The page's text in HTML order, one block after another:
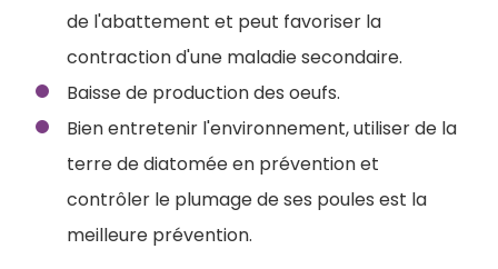
de l'abattement et peut favoriser la
contraction d'une maladie secondaire.
Baisse de production des oeufs.
Bien entretenir l'environnement, utiliser de la
terre de diatomée en prévention et
contrôler le plumage de ses poules est la
meilleure prévention.